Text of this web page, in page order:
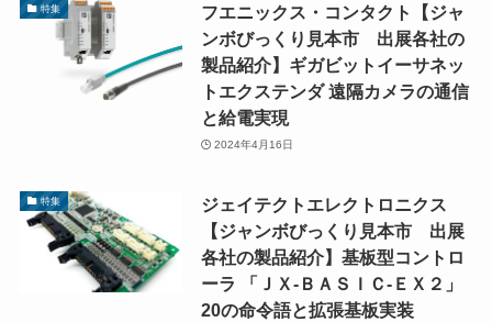
特集
フエニックス・コンタクト【ジャ
ンボびっくり見本市 出展各社の
製品紹介】ギガビットイーサネッ
トエクステンダ 遠隔カメラの通信
と給電実現
2024年4月16日
特集
ジェイテクトエレクトロニクス
【ジャンボびっくり見本市 出展
各社の製品紹介】基板型コントロ
ーラ 「ＪＸ-ＢＡＳＩＣ-ＥＸ２」
20の命令語と拡張基板実装